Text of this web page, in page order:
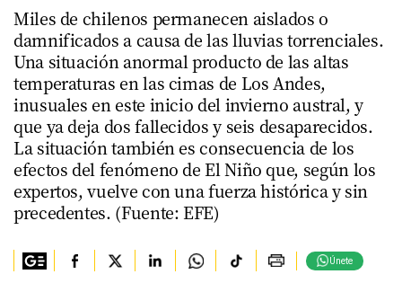
Miles de chilenos permanecen aislados o
damnificados a causa de las lluvias torrenciales.
Una situación anormal producto de las altas
temperaturas en las cimas de Los Andes,
inusuales en este inicio del invierno austral, y
que ya deja dos fallecidos y seis desaparecidos.
La situación también es consecuencia de los
efectos del fenómeno de El Niño que, según los
expertos, vuelve con una fuerza histórica y sin
precedentes. (Fuente: EFE)
Únete